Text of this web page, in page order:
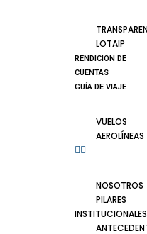
LOTAIP
RENDICION DE
CUENTAS
GUÍA DE VIAJE
VUELOS
AEROLÍNEAS
NOSOTROS
PILARES
INSTITUCIONALES